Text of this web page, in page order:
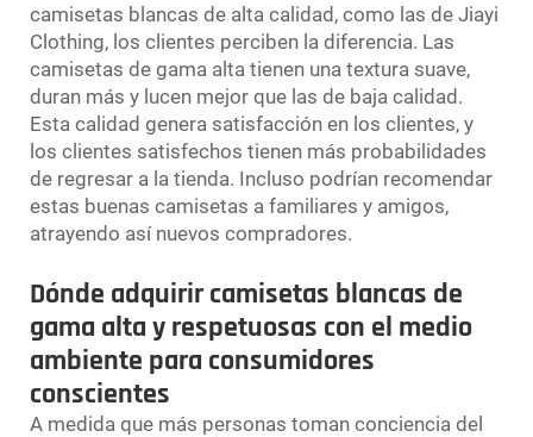
camisetas blancas de alta calidad, como las de Jiayi
Clothing, los clientes perciben la diferencia. Las
camisetas de gama alta tienen una textura suave,
duran más y lucen mejor que las de baja calidad.
Esta calidad genera satisfacción en los clientes, y
los clientes satisfechos tienen más probabilidades
de regresar a la tienda. Incluso podrían recomendar
estas buenas camisetas a familiares y amigos,
atrayendo así nuevos compradores.
Dónde adquirir camisetas blancas de
gama alta y respetuosas con el medio
ambiente para consumidores
conscientes
A medida que más personas toman conciencia del